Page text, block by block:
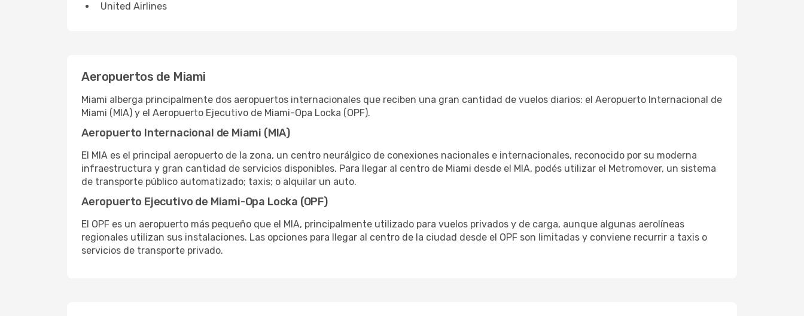
United Airlines
Aeropuertos de Miami
Miami alberga principalmente dos aeropuertos internacionales que reciben una gran cantidad de vuelos diarios: el Aeropuerto Internacional de
Miami (MIA) y el Aeropuerto Ejecutivo de Miami-Opa Locka (OPF).
Aeropuerto Internacional de Miami (MIA)
El MIA es el principal aeropuerto de la zona, un centro neurálgico de conexiones nacionales e internacionales, reconocido por su moderna
infraestructura y gran cantidad de servicios disponibles. Para llegar al centro de Miami desde el MIA, podés utilizar el Metromover, un sistema
de transporte público automatizado; taxis; o alquilar un auto.
Aeropuerto Ejecutivo de Miami-Opa Locka (OPF)
El OPF es un aeropuerto más pequeño que el MIA, principalmente utilizado para vuelos privados y de carga, aunque algunas aerolíneas
regionales utilizan sus instalaciones. Las opciones para llegar al centro de la ciudad desde el OPF son limitadas y conviene recurrir a taxis o
servicios de transporte privado.